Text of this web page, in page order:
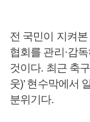
전 국민이 지켜
협회를 관리·감
것이다. 최근 축
웃)’ 현수막에서
분위기다.